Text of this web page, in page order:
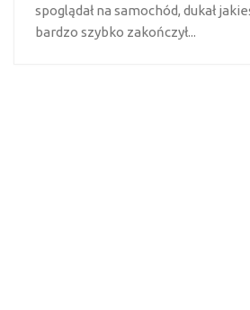
spoglądał na samochód, dukał
bardzo szybko zakończył...